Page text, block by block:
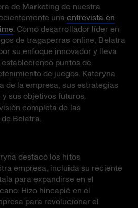
de Marketing de nuestra
unaentrevista en
. Como desarrollador líder en
de tragaperras online, Belatra
su enfoque innovador y lleva
puntos de
de juegos. Kateryna
de la empresa, sus estrategias
sus objetivos futuros,
completa de las
Belatra.
destacó los hitos
empresa, incluida su reciente
para expandirse en el
Hizo hincapié en el
para revolucionar el